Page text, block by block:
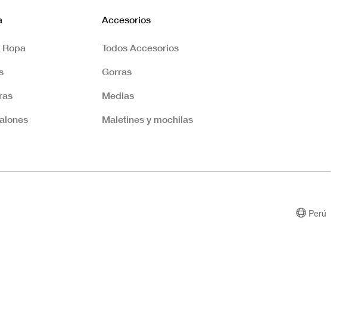
Ropa
Accesorios
Todos Accesorios
Gorras
Medias
Maletines y mochilas
Perú